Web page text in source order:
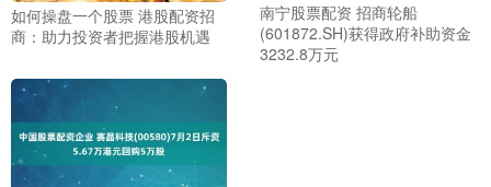
如何操盘一个股票 港股配资招
商：助力投资者把握港股机遇
南宁股票配资 招商轮船
(601872.SH)获得政府补助资金
3232.8万元